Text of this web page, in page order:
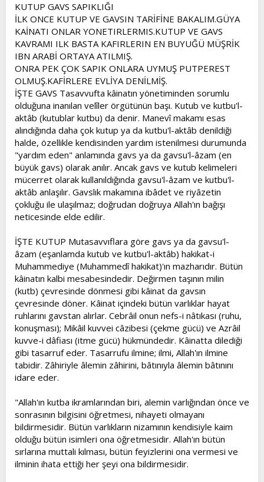
KUTUP GAVS SAPIKLIĞI
İLK ONCE KUTUP VE GAVSIN TARİFİNE BAKALIM.GÜYA
KAİNATI ONLAR YONETIRLERMIS.KUTUP VE GAVS
KAVRAMI ILK BASTA KAFIRLERIN EN BUYUĞÜ MÜŞRİK
IBN ARABİ ORTAYA ATILMIŞ.
ONRA PEK ÇOK SAPIK ONLARA UYMUŞ PUTPEREST
OLMUŞ.KAFİRLERE EVLİYA DENİLMİŞ.
İŞTE GAVS Tasavvufta kâinatın yönetiminden sorumlu
olduğuna inanılan velîler örgütünün başı. Kutub ve kutbu'l-
aktâb (kutublar kutbu) da denir. Manevî makamı esas
alındığında daha çok kutup ya da kutbu'l-aktâb denildiği
halde, özellikle kendisinden yardım istenilmesi durumunda
"yardım eden" anlamında gavs ya da gavsu'l-âzam (en
büyük gavs) olarak anılır. Ancak gavs ve kutub kelimeleri
mücerret olarak kullanıldığında gavsu'l-âzam ve kutbu'l-
aktâb anlaşılır. Gavslık makamına ibâdet ve riyâzetin
çokluğu ile ulaşılmaz; doğrudan doğruya Allah'ın bağışı
neticesinde elde edilir.
İŞTE KUTUP Mutasavvıflara göre gavs ya da gavsu'l-
âzam (eşanlamda kutub ve kutbu'l-aktâb) hakikat-i
Muhammediye (Muhammedî hakikat)'ın mazharıdır. Bütün
kâinatın kalbi mesabesindedir. Değirmen taşının milin
(kutb) çevresinde dönmesi gibi kâinat da gavsın
çevresinde döner. Kâinat içindeki bütün varlıklar hayat
ruhlarını gavstan alırlar. Cebrâil onun nefs-i nâtıkası (ruhu,
konuşması); Mikâil kuvvei câzibesi (çekme gücü) ve Azrâil
kuvve-i dâfiası (itme gücü) hükmündedir. Kâinatta dilediği
gibi tasarruf eder. Tasarrufu ilmine; ilmi, Allah'ın ilmine
tabidir. Zâhiriyle âlemin zâhirini, bâtınıyla âlemin bâtınını
idare eder.
"Allah'ın kutba ikramlarından biri, alemin varlığından önce ve
sonrasının bilgisini öğretmesi, nihayeti olmayanı
bildirmesidir. Bütün varlıkların nizamının kendisiyle kaim
olduğu bütün isimleri ona öğretmesidir. Allah'ın bütün
sırlarına muttali kılması, bütün feyizlerini ona vermesi ve
ilminin ihata ettiği her şeyi ona bildirmesidir.